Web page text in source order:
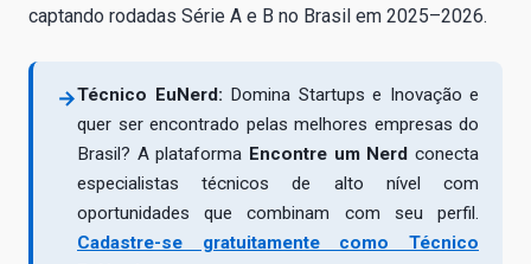
captando rodadas Série A e B no Brasil em 2025–2026.
→Técnico EuNerd: Domina Startups e Inovação e
quer ser encontrado pelas melhores empresas do
Brasil? A plataforma Encontre um Nerd conecta
especialistas técnicos de alto nível com
oportunidades que combinam com seu perfil.
Cadastre-se gratuitamente como Técnico